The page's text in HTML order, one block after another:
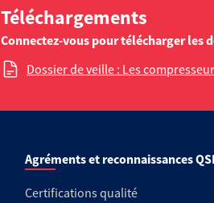
Téléchargements
Connectez-vous pour télécharger les
Dossier de veille : Les
Agréments et reconnaissances
Certifications qualité